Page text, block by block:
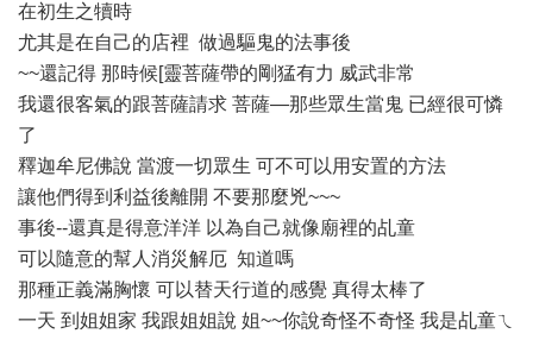
在初生之犢時
尤其是在自己的店裡 做過驅鬼的法事後
~~還記得 那時候[靈菩薩帶的剛猛有力 威武非常
我還很客氣的跟菩薩請求 菩薩—那些眾生當鬼 已經很可憐
了
釋迦牟尼佛說 當渡一切眾生 可不可以用安置的方法
讓他們得到利益後離開 不要那麼兇~~~
事後--還真是得意洋洋 以為自己就像廟裡的乩童
可以隨意的幫人消災解厄 知道嗎
那種正義滿胸懷 可以替天行道的感覺 真得太棒了
一天 到姐姐家 我跟姐姐說 姐~~你說奇怪不奇怪 我是乩童ㄟ